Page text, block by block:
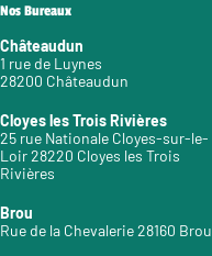
Nos Bureaux
Châteaudun
1 rue de Luynes
28200 Châteaudun
Cloyes les Trois Rivières
25 rue Nationale Cloyes-sur-le-
Loir 28220 Cloyes les Trois
Rivières
Brou
Rue de la Chevalerie 28160 Brou